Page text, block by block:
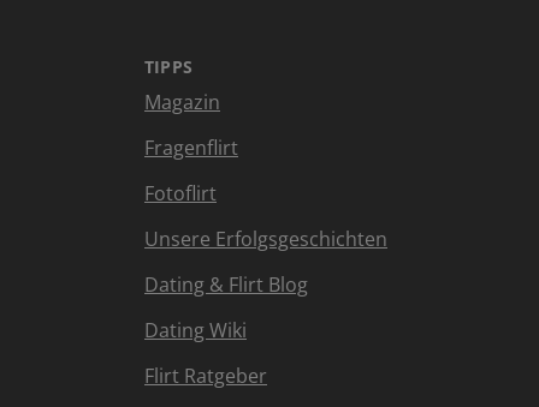
TIPPS
Magazin
Fragenflirt
Fotoflirt
Unsere Erfolgsgeschichten
Dating & Flirt Blog
Dating Wiki
Flirt Ratgeber